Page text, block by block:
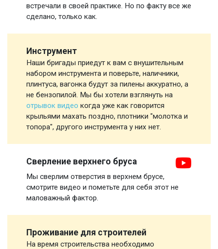
встречали в своей практике. Но по факту все же
сделано, только как.
Инструмент
Наши бригады приедут к вам с внушительным
набором инструмента и поверьте, наличники,
плинтуса, вагонка будут за пилены аккуратно, а
не бензопилой. Мы бы хотели взглянуть на
отрывок видео когда уже как говорится
крыльями махать поздно, плотники "молотка и
топора", другого инструмента у них нет.
Сверление верхнего бруса
Мы сверлим отверстия в верхнем брусе,
смотрите видео и пометьте для себя этот не
маловажный фактор.
Проживание для строителей
На время строительства необходимо